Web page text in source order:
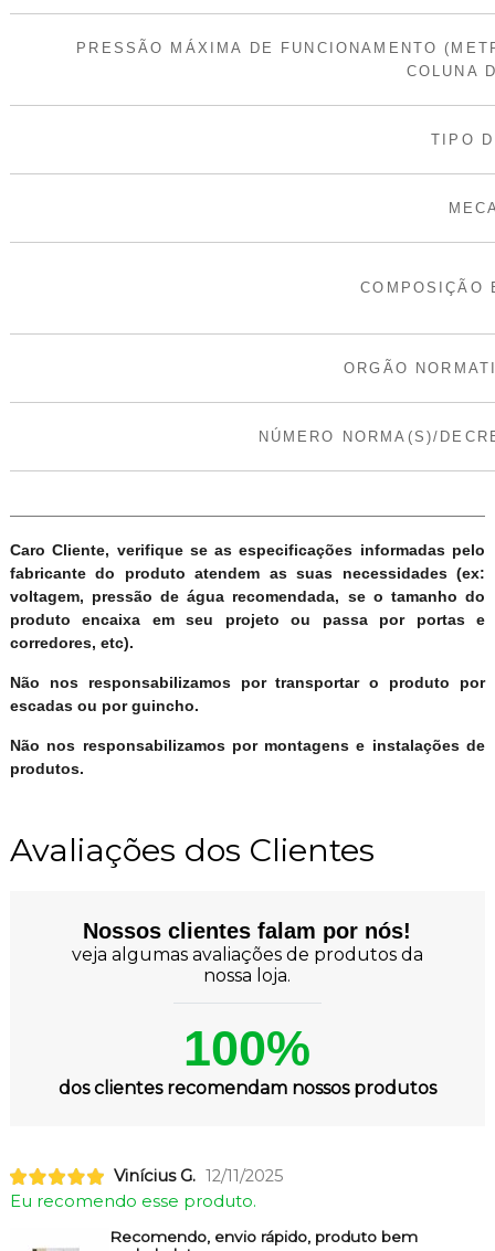
PRESSÃO MÁXIMA DE FUNCIONAMENTO
COLUNA
TIPO
COMPOSIÇÃO
ORGÃO
NÚMERO NORMA(S)/
Caro Cliente, verifique se as especificações informadas pelo
fabricante do produto atendem as suas necessidades (ex:
voltagem, pressão de água recomendada, se o tamanho do
produto encaixa em seu projeto ou passa por portas e
corredores, etc).
Não nos responsabilizamos por transportar o produto por
escadas ou por guincho.
Não nos responsabilizamos por montagens e instalações de
produtos.
Avaliações dos Clientes
Nossos clientes falam por nós!
veja algumas avaliações de produtos da
nossa loja.
100%
dos clientes recomendam nossos produtos
Vinícius G. 12/11/2025
Eu recomendo esse produto.
Recomendo, envio rápido, produto bem